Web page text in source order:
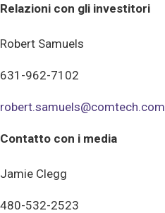
Relazioni con gli investitori
Robert Samuels
631-962-7102
robert.samuels@comtech.com
Contatto con i media
Jamie Clegg
480-532-2523